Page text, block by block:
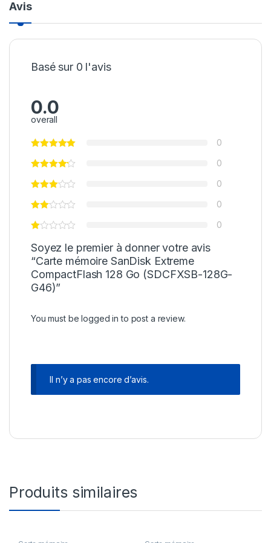
Avis
Basé sur 0 l'avis
0.0
overall
0
0
0
0
0
Soyez le premier à donner votre avis
“Carte mémoire SanDisk Extreme
CompactFlash 128 Go (SDCFXSB-128G-
G46)”
You must be logged in to post a review.
Il n’y a pas encore d’avis.
Produits similaires